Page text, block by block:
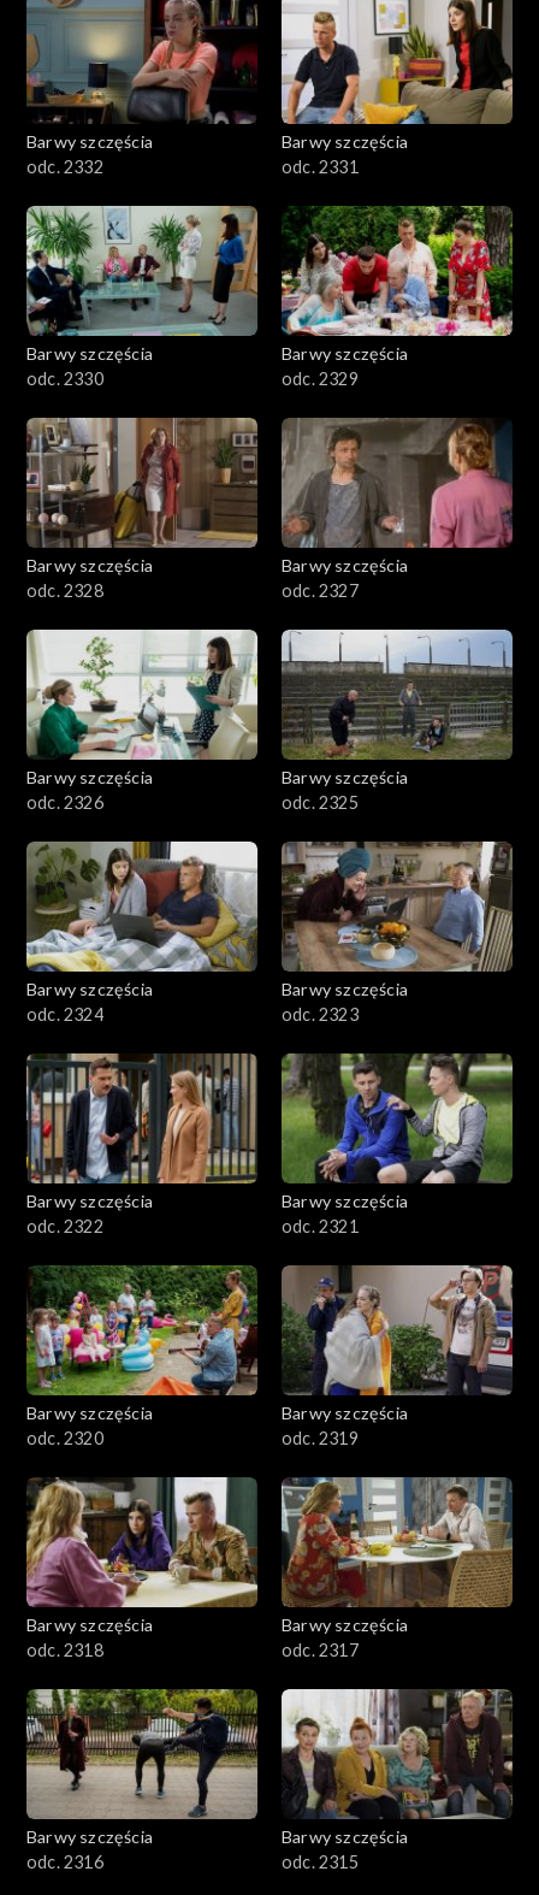
Barwy szczęścia
odc. 2332
Barwy szczęścia
odc. 2331
Barwy szczęścia
odc. 2330
Barwy szczęścia
odc. 2329
Barwy szczęścia
odc. 2328
Barwy szczęścia
odc. 2327
Barwy szczęścia
odc. 2326
Barwy szczęścia
odc. 2325
Barwy szczęścia
odc. 2324
Barwy szczęścia
odc. 2323
Barwy szczęścia
odc. 2322
Barwy szczęścia
odc. 2321
Barwy szczęścia
odc. 2320
Barwy szczęścia
odc. 2319
Barwy szczęścia
odc. 2318
Barwy szczęścia
odc. 2317
Barwy szczęścia
odc. 2316
Barwy szczęścia
odc. 2315